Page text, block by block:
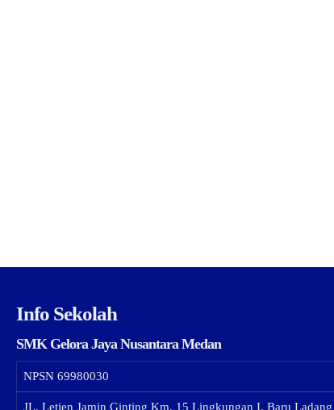
Info Sekolah
SMK Gelora Jaya Nusantara Medan
NPSN 69980030
JL. Letjen Jamin Ginting Km. 15 Lingkungan I, Baru Ladang